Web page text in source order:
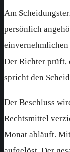
Am
persönlich
Der Richter prüft,
spricht den
Der Beschluss
Rechtsmittel
Monat abläuft.